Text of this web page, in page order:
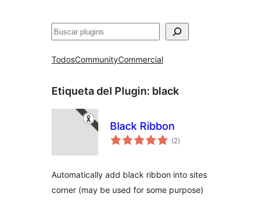
Buscar
TodosCommunityCommercial
Etiqueta del Plugin: black
Black Ribbon
(2evaluación
total
)
Automatically add black ribbon into sites
corner (may be used for some purpose)